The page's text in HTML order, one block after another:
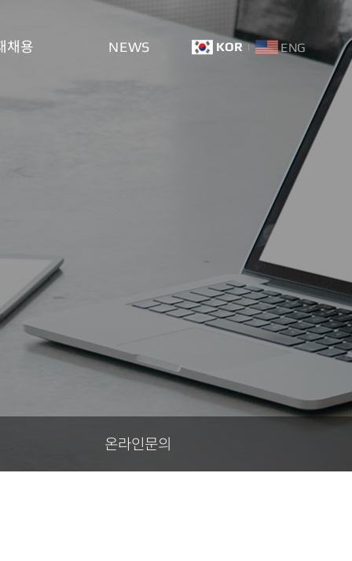
채용 NEWS KOR ENG
온라인문의